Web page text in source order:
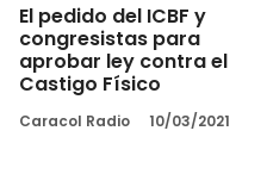
El pedido del ICBF y
congresistas para
aprobar ley contra el
Castigo Físico
Caracol Radio 10/03/2021